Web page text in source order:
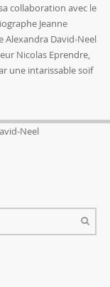
collaboration avec le
Jeanne
Alexandra David-Neel
Nicolas Eprendre,
une intarissable soif
Neel